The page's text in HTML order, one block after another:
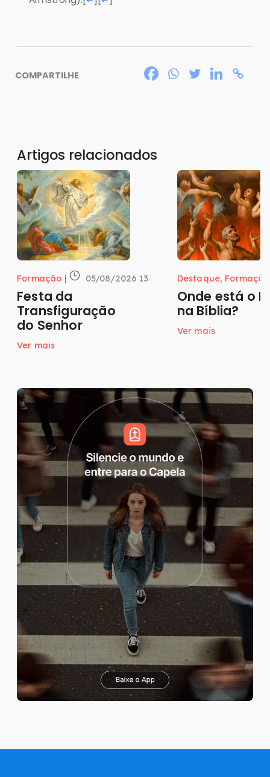
COMPARTILHE
Artigos relacionados
Formação | 05/08/2026 13
Festa da
Transfiguração
do Senhor
Ver mais
Destaque, Formação
Onde está o
na Bíblia?
Ver mais